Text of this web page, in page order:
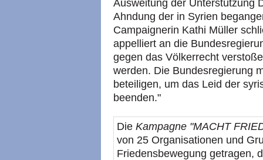
Ausweitung der Unterstützung
Ahndung der in Syrien
Campaignerin Kathi Müller
appelliert an die
gegen das Völkerrecht
werden. Die Bundesregierung
beteiligen, um das Leid der
beenden."
Die Kampagne "MACHT
von 25 Organisationen und
Friedensbewegung getragen,